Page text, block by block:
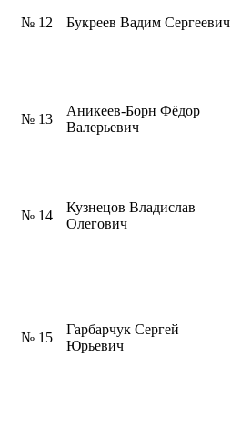
№ 12 Букреев Вадим Сергеевич
№ 13
Аникеев-Борн Фёдор
Валерьевич
№ 14
Кузнецов Владислав
Олегович
№ 15
Гарбарчук Сергей
Юрьевич